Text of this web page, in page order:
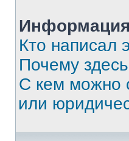
Кто написал
Почему
С кем можно
или